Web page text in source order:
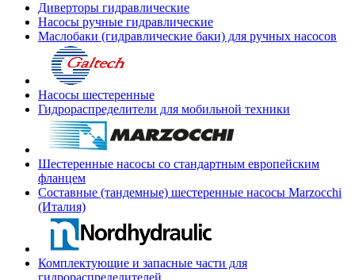
Диверторы гидравлические
Насосы ручные гидравлические
Маслобаки (гидравлические баки) для ручных насосов
Насосы шестеренные
Гидрораспределители для мобильной техники
Шестеренные насосы со стандартным европейским
фланцем
Составные (тандемные) шестеренные насосы Marzocchi
(Италия)
Комплектующие и запасные части для
гидрораспределителей